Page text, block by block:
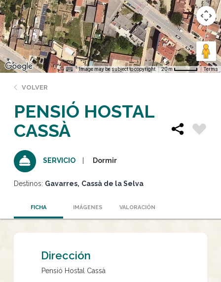
Image may be subject to copyright 20 m Terms
VOLVER
PENSIÓ HOSTAL
CASSÀ
SERVICIO Dormir
Destinos: Gavarres Cassà de la Selva
FICHA IMÁGENES VALORACIÓN
Dirección
Pensió Hostal Cassà